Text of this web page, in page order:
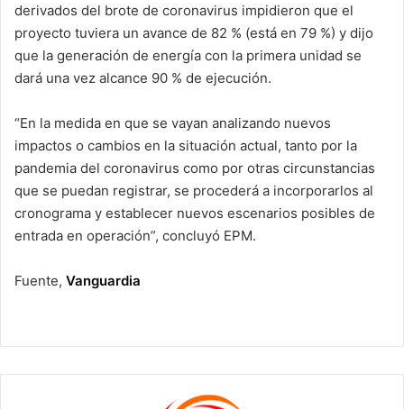
derivados del brote de coronavirus impidieron que el
proyecto tuviera un avance de 82 % (está en 79 %) y dijo
que la generación de energía con la primera unidad se
dará una vez alcance 90 % de ejecución.
“En la medida en que se vayan analizando nuevos
impactos o cambios en la situación actual, tanto por la
pandemia del coronavirus como por otras circunstancias
que se puedan registrar, se procederá a incorporarlos al
cronograma y establecer nuevos escenarios posibles de
entrada en operación”, concluyó EPM.
Fuente, Vanguardia